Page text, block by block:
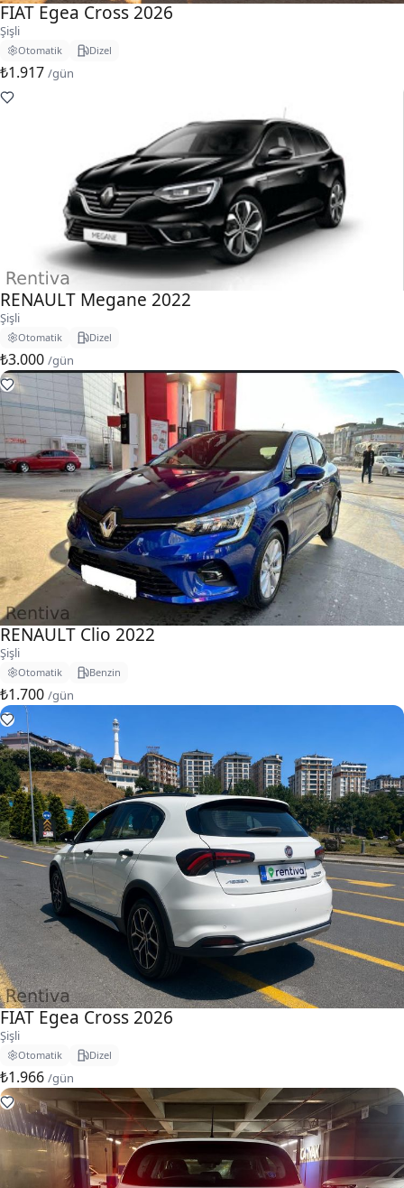
FIAT Egea Cross 2026
Şişli
Otomatik Dizel
₺1.917 /gün
RENAULT Megane 2022
Şişli
Otomatik Dizel
₺3.000 /gün
RENAULT Clio 2022
Şişli
Otomatik Benzin
₺1.700 /gün
FIAT Egea Cross 2026
Şişli
Otomatik Dizel
₺1.966 /gün